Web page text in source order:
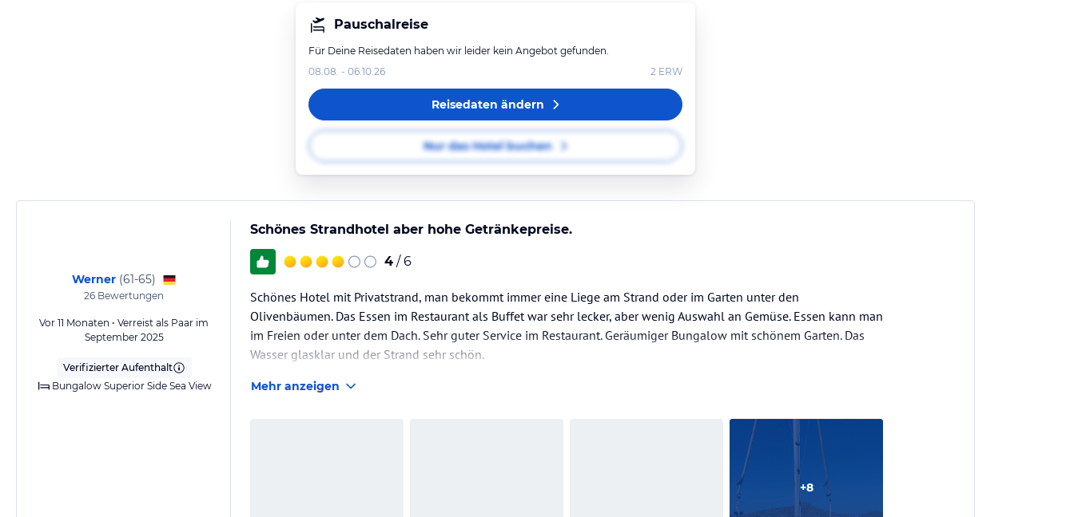
Pauschalreise
Für Deine Reisedaten haben wir leider kein Angebot gefunden.
08.08. - 06.10.26
2 ERW
Reisedaten ändern
Nur das Hotel buchen
Werner (61-65)
26 Bewertungen
Vor 11 Monaten • Verreist als Paar im
September 2025
Verifizierter Aufenthalt
Bungalow Superior Side Sea View
Schönes Strandhotel aber hohe Getränkepreise.
4 / 6
Schönes Hotel mit Privatstrand, man bekommt immer eine Liege am Strand oder im Garten unter den
Olivenbäumen. Das Essen im Restaurant als Buffet war sehr lecker, aber wenig Auswahl an Gemüse. Essen kann man
im Freien oder unter dem Dach. Sehr guter Service im Restaurant. Geräumiger Bungalow mit schönem Garten. Das
Wasser glasklar und der Strand sehr schön.
Mehr anzeigen
+8